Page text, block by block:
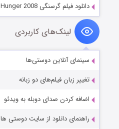
دانلود فیلم گرسنگی Hunger 2008
لینک‌های کاربردی
سینمای آنلاین دوستی‌ها
تغییر زبان فیلم‌های دو زبانه
اضافه کردن صدای دوبله به ویدئو
راهنمای دانلود از سایت دوستی ها